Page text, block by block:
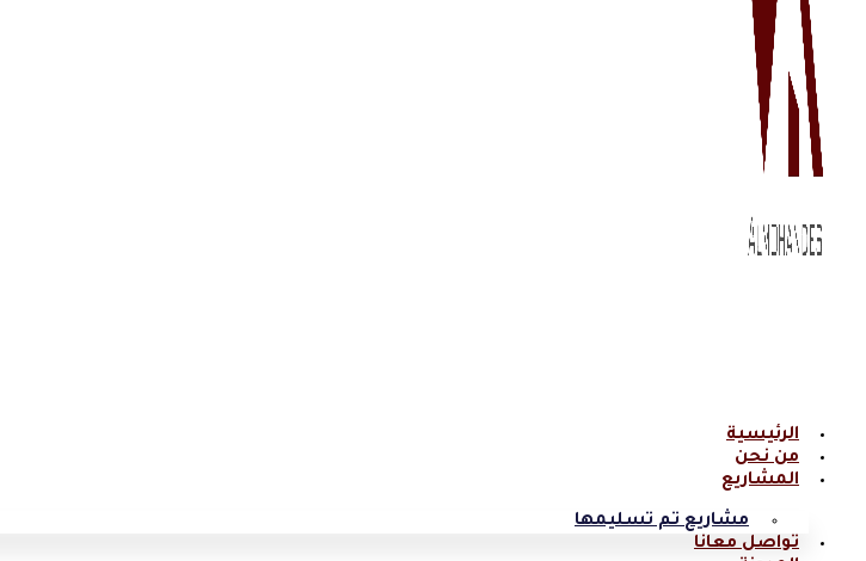
الرئيسية
من نحن
المشاريع
مشاريع تم تسليمها
تواصل معانا